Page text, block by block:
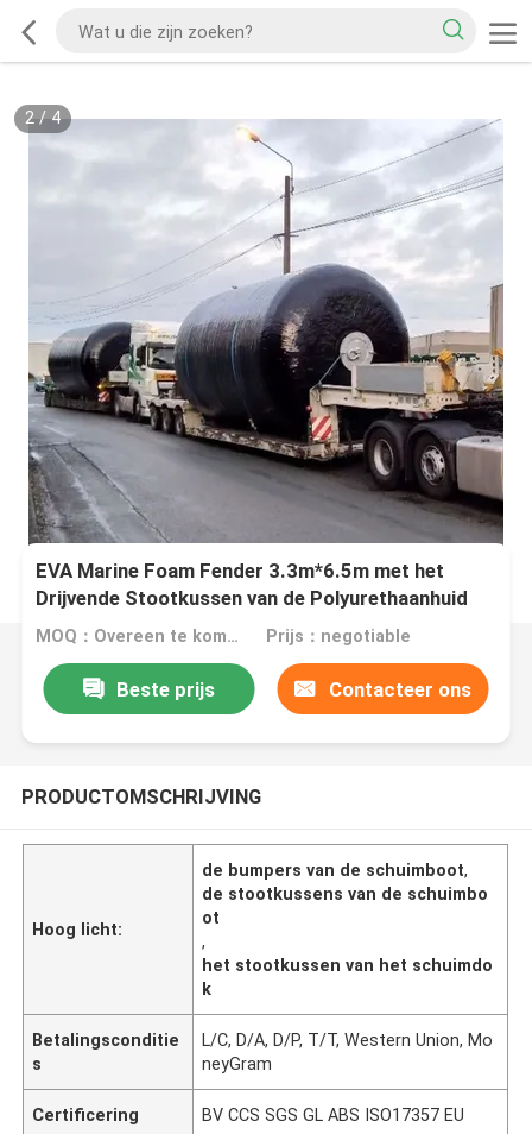
2/4
EVA Marine Foam Fender 3.3m*6.5m met het
Drijvende Stootkussen van de Polyurethaanhuid
MOQ：Overeen te komen Prijs：negotiable
Beste prijs Contacteer ons
PRODUCTOMSCHRIJVING
Hoog licht:
de bumpers van de schuimboot,
de stootkussens van de schuimbo
ot
,
het stootkussen van het schuimdo
k
Betalingsconditie
s
L/C, D/A, D/P, T/T, Western Union, Mo
neyGram
Certificering BV CCS SGS GL ABS ISO17357 EU